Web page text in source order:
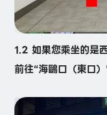
1.2 如果您乘坐的是
前往“海鷗口（東口）